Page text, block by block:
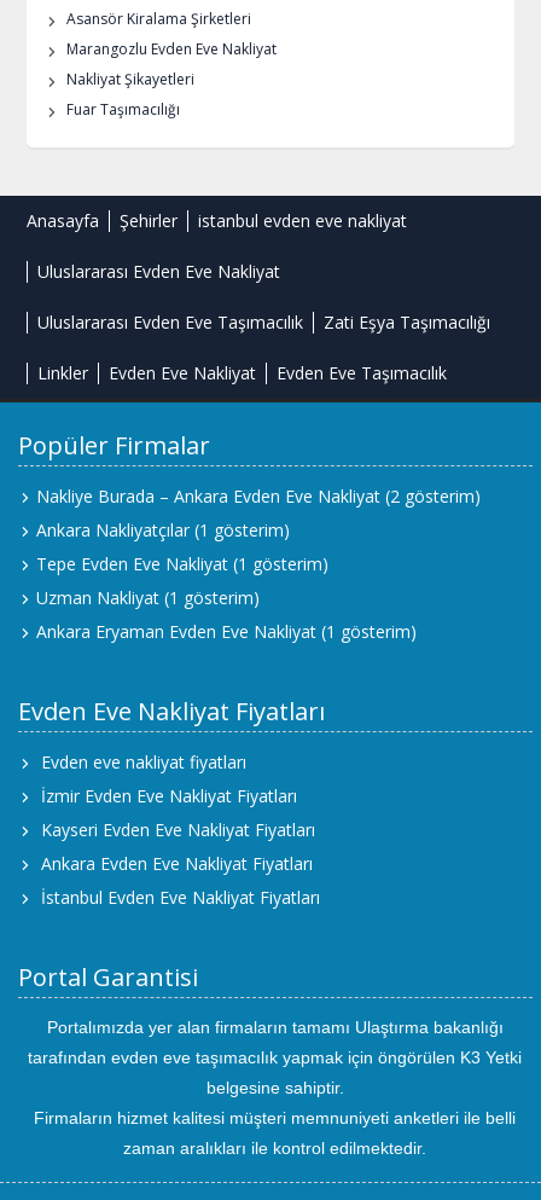
Asansör Kiralama Şirketleri
Marangozlu Evden Eve Nakliyat
Nakliyat Şikayetleri
Fuar Taşımacılığı
Anasayfa Şehirler istanbul evden eve nakliyat
Uluslararası Evden Eve Nakliyat
Uluslararası Evden Eve Taşımacılık Zati Eşya Taşımacılığı
Linkler Evden Eve Nakliyat Evden Eve Taşımacılık
Popüler Firmalar
Nakliye Burada – Ankara Evden Eve Nakliyat (2 gösterim)
Ankara Nakliyatçılar (1 gösterim)
Tepe Evden Eve Nakliyat (1 gösterim)
Uzman Nakliyat (1 gösterim)
Ankara Eryaman Evden Eve Nakliyat (1 gösterim)
Evden Eve Nakliyat Fiyatları
Evden eve nakliyat fiyatları
İzmir Evden Eve Nakliyat Fiyatları
Kayseri Evden Eve Nakliyat Fiyatları
Ankara Evden Eve Nakliyat Fiyatları
İstanbul Evden Eve Nakliyat Fiyatları
Portal Garantisi
Portalımızda yer alan firmaların tamamı Ulaştırma bakanlığı
tarafından evden eve taşımacılık yapmak için öngörülen K3 Yetki
belgesine sahiptir.
Firmaların hizmet kalitesi müşteri memnuniyeti anketleri ile belli
zaman aralıkları ile kontrol edilmektedir.